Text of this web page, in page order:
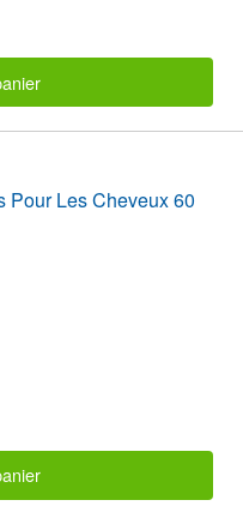
Pour Les Cheveux 60